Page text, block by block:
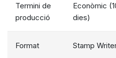
Termini de
producció
Econòmic
dies)
Format Stamp